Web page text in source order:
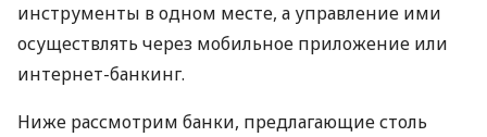
инструменты в одном месте, а управление ими
осуществлять через мобильное приложение или
интернет-банкинг.
Ниже рассмотрим банки, предлагающие столь